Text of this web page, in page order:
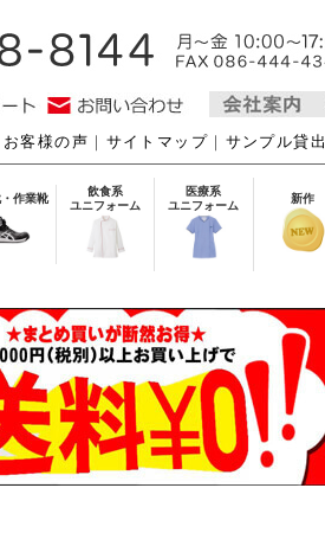
お客様の声 ｜ サイトマップ ｜ サンプル貸出
作業靴
飲食系
ユニフォーム
医療系
ユニフォーム
新作